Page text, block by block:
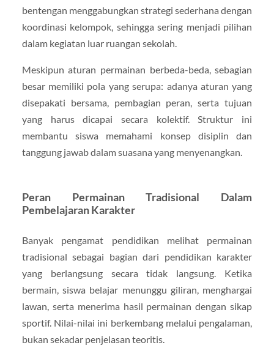
bentengan menggabungkan strategi sederhana dengan
koordinasi kelompok, sehingga sering menjadi pilihan
dalam kegiatan luar ruangan sekolah.
Meskipun aturan permainan berbeda-beda, sebagian
besar memiliki pola yang serupa: adanya aturan yang
disepakati bersama, pembagian peran, serta tujuan
yang harus dicapai secara kolektif. Struktur ini
membantu siswa memahami konsep disiplin dan
tanggung jawab dalam suasana yang menyenangkan.
Peran Permainan Tradisional Dalam
Pembelajaran Karakter
Banyak pengamat pendidikan melihat permainan
tradisional sebagai bagian dari pendidikan karakter
yang berlangsung secara tidak langsung. Ketika
bermain, siswa belajar menunggu giliran, menghargai
lawan, serta menerima hasil permainan dengan sikap
sportif. Nilai-nilai ini berkembang melalui pengalaman,
bukan sekadar penjelasan teoritis.